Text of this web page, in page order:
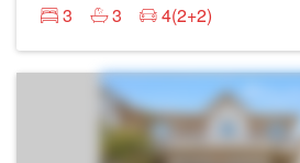
3
3 4(2+2)